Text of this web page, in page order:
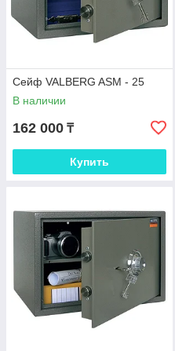
Сейф VALBERG ASM - 25
В наличии
162 000 ₸
Купить